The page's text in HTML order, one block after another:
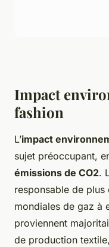
Impact
fashion
L’impact
sujet préoccupant,
émissions de CO2.
responsable de
mondiales de gaz à
proviennent
de production